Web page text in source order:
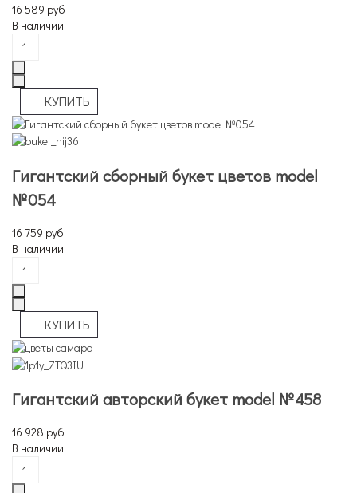
16 589 руб
В наличии
Гигантский сборный букет цветов model
№054
16 759 руб
В наличии
Гигантский авторский букет model №458
16 928 руб
В наличии